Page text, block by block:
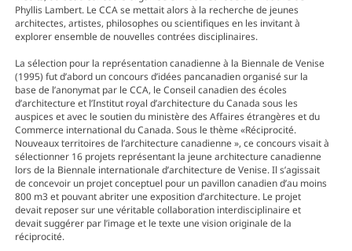
Phyllis Lambert. Le CCA se mettait alors à la recherche de jeunes
architectes, artistes, philosophes ou scientifiques en les invitant à
explorer ensemble de nouvelles contrées disciplinaires.
La sélection pour la représentation canadienne à la Biennale de Venise
(1995) fut d’abord un concours d’idées pancanadien organisé sur la
base de l’anonymat par le CCA, le Conseil canadien des écoles
d’architecture et l’Institut royal d’architecture du Canada sous les
auspices et avec le soutien du ministère des Affaires étrangères et du
Commerce international du Canada. Sous le thème «Réciprocité.
Nouveaux territoires de l’architecture canadienne », ce concours visait à
sélectionner 16 projets représentant la jeune architecture canadienne
lors de la Biennale internationale d’architecture de Venise. Il s’agissait
de concevoir un projet conceptuel pour un pavillon canadien d’au moins
800 m3 et pouvant abriter une exposition d’architecture. Le projet
devait reposer sur une véritable collaboration interdisciplinaire et
devait suggérer par l’image et le texte une vision originale de la
réciprocité.